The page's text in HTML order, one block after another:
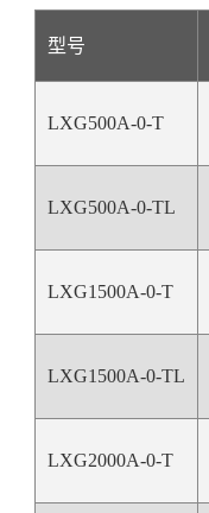
型号
LXG500A-0-T
LXG500A-0-TL
LXG1500A-0-T
LXG1500A-0-TL
LXG2000A-0-T